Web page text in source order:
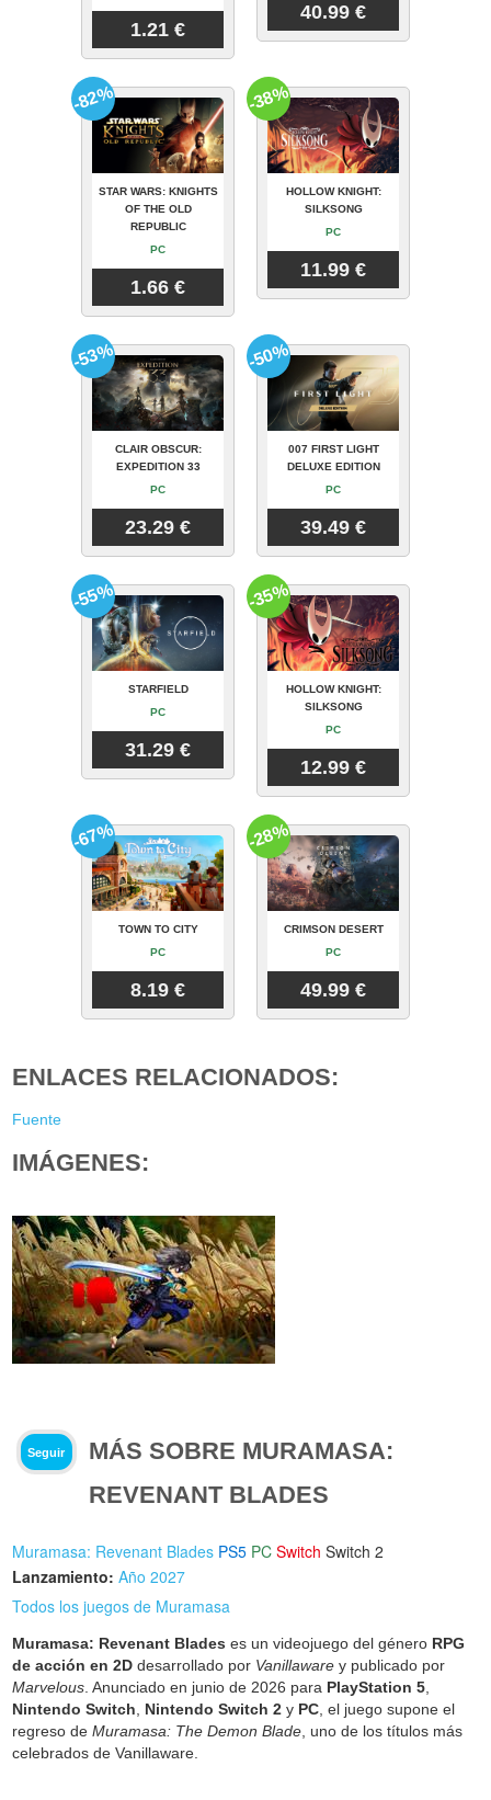
1.21 €
40.99 €
STAR WARS: KNIGHTS
OF THE OLD
REPUBLIC
PC
1.66 €
-82%
HOLLOW KNIGHT:
SILKSONG
PC
11.99 €
-38%
CLAIR OBSCUR:
EXPEDITION 33
PC
23.29 €
-53%
007 FIRST LIGHT
DELUXE EDITION
PC
39.49 €
-50%
STARFIELD
PC
31.29 €
-55%
HOLLOW KNIGHT:
SILKSONG
PC
12.99 €
-35%
TOWN TO CITY
PC
8.19 €
-67%
CRIMSON DESERT
PC
49.99 €
-28%
ENLACES RELACIONADOS:
Fuente
IMÁGENES:
Seguir
MÁS SOBRE MURAMASA:
REVENANT BLADES
Muramasa: Revenant Blades PS5 PC Switch Switch 2
Lanzamiento: Año 2027
Todos los juegos de Muramasa
Muramasa: Revenant Blades es un videojuego del género RPG
de acción en 2D desarrollado por Vanillaware y publicado por
Marvelous . Anunciado en junio de 2026 para PlayStation 5
Nintendo Switch
Nintendo Switch 2 y PC , el juego supone el
regreso deMuramasa: The Demon Blade , uno de los títulos más
celebrados de Vanillaware.